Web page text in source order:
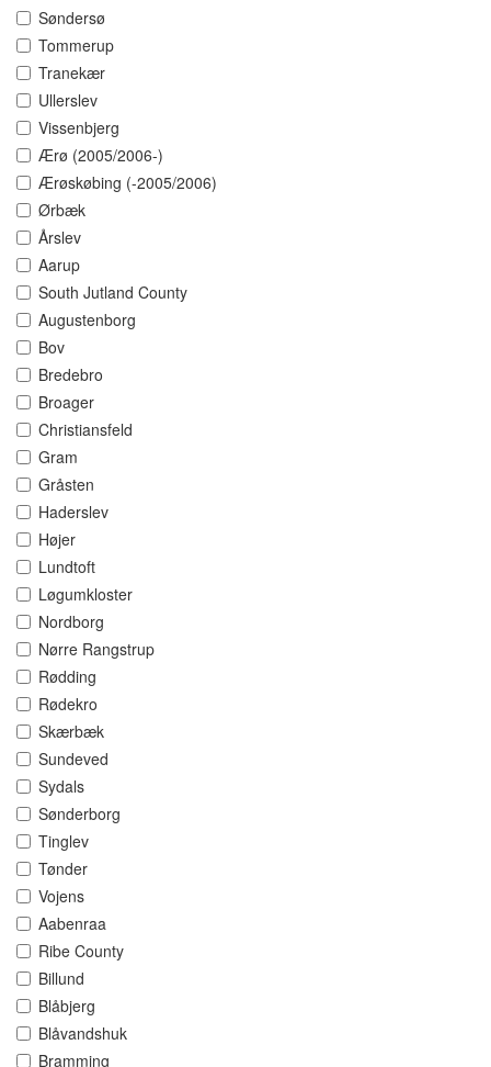
Søndersø
Tommerup
Tranekær
Ullerslev
Vissenbjerg
Ærø (2005/2006-)
Ærøskøbing (-2005/2006)
Ørbæk
Årslev
Aarup
South Jutland County
Augustenborg
Bov
Bredebro
Broager
Christiansfeld
Gram
Gråsten
Haderslev
Højer
Lundtoft
Løgumkloster
Nordborg
Nørre Rangstrup
Rødding
Rødekro
Skærbæk
Sundeved
Sydals
Sønderborg
Tinglev
Tønder
Vojens
Aabenraa
Ribe County
Billund
Blåbjerg
Blåvandshuk
Bramming